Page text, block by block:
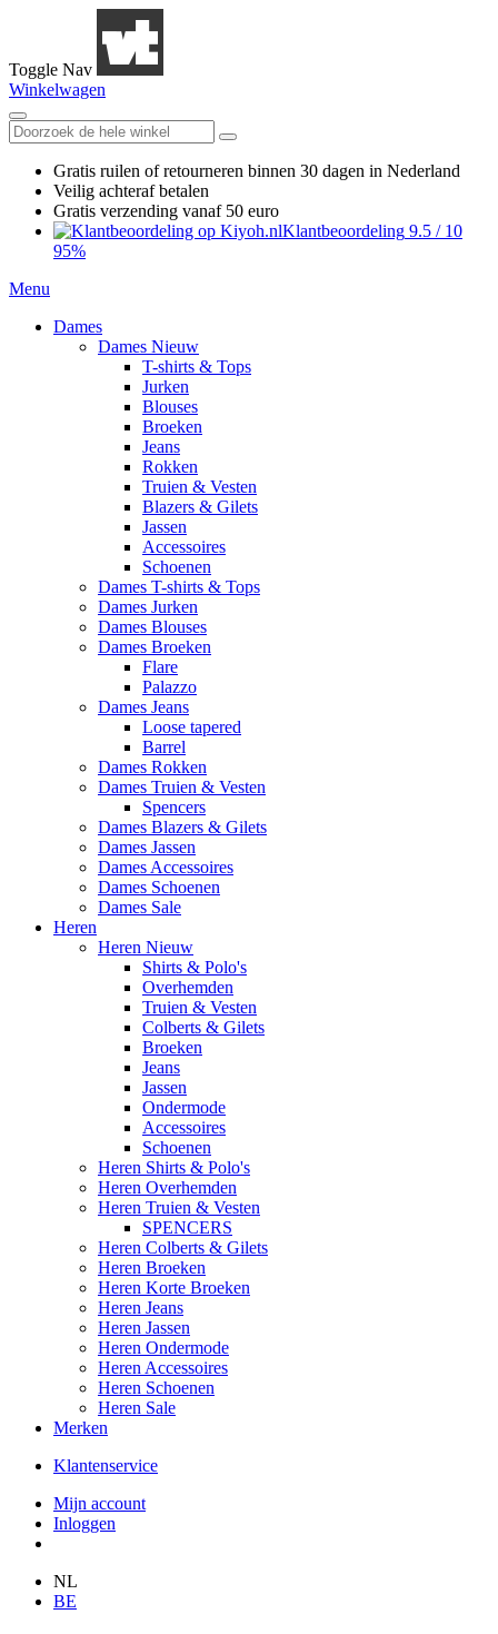
Toggle Nav
Winkelwagen
Gratis ruilen of retourneren binnen 30 dagen in Nederland
Veilig achteraf betalen
Gratis verzending vanaf 50 euro
Klantbeoordeling 9.5 / 10
95%
Menu
Dames
Dames Nieuw
T-shirts & Tops
Jurken
Blouses
Broeken
Jeans
Rokken
Truien & Vesten
Blazers & Gilets
Jassen
Accessoires
Schoenen
Dames T-shirts & Tops
Dames Jurken
Dames Blouses
Dames Broeken
Flare
Palazzo
Dames Jeans
Loose tapered
Barrel
Dames Rokken
Dames Truien & Vesten
Spencers
Dames Blazers & Gilets
Dames Jassen
Dames Accessoires
Dames Schoenen
Dames Sale
Heren
Heren Nieuw
Shirts & Polo's
Overhemden
Truien & Vesten
Colberts & Gilets
Broeken
Jeans
Jassen
Ondermode
Accessoires
Schoenen
Heren Shirts & Polo's
Heren Overhemden
Heren Truien & Vesten
SPENCERS
Heren Colberts & Gilets
Heren Broeken
Heren Korte Broeken
Heren Jeans
Heren Jassen
Heren Ondermode
Heren Accessoires
Heren Schoenen
Heren Sale
Merken
Klantenservice
Mijn account
Inloggen
NL
BE